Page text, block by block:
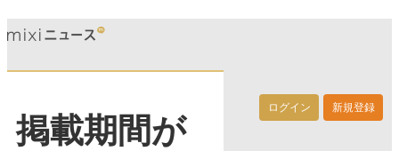
ログイン 新規登録
掲載期間が